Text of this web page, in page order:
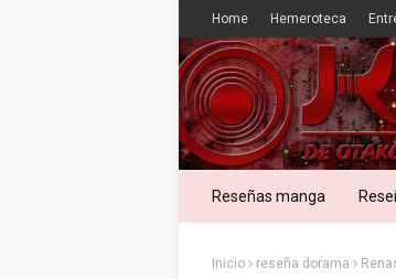
Home Hemeroteca
Reseñas manga
Inicio reseña dorama